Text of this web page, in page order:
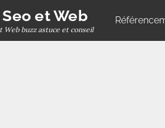
et Web
Web buzz astuce et conseil